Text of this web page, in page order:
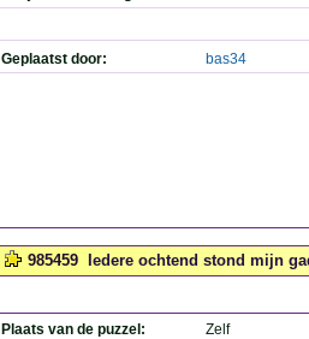
Geplaatst door: bas34
985459 Iedere ochtend stond mijn
Plaats van de puzzel:
Zelf